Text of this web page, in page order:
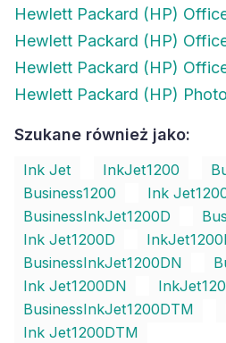
Hewlett Packard (HP)
Hewlett Packard (HP)
Hewlett Packard (HP)
Hewlett Packard (HP)
Szukane również jako:
Ink Jet InkJet1200
Business1200
Ink
BusinessInkJet1200D
Ink Jet1200D
BusinessInkJet1200DN
Ink Jet1200DN
BusinessInkJet1200DTM
Ink Jet1200DTM